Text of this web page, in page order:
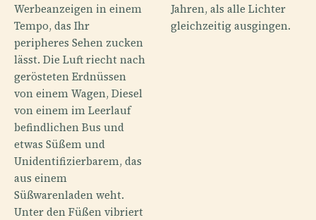
Werbeanzeigen in einem
Tempo, das Ihr
peripheres Sehen zucken
lässt. Die Luft riecht nach
gerösteten Erdnüssen
von einem Wagen, Diesel
von einem im Leerlauf
befindlichen Bus und
etwas Süßem und
Unidentifizierbarem, das
aus einem
Süßwarenladen weht.
Unter den Füßen vibriert
Jahren, als alle Lichter
gleichzeitig ausgingen.